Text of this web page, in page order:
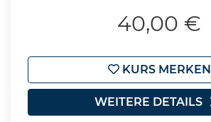
40,00 €
KURS MERKEN
WEITERE DETAILS